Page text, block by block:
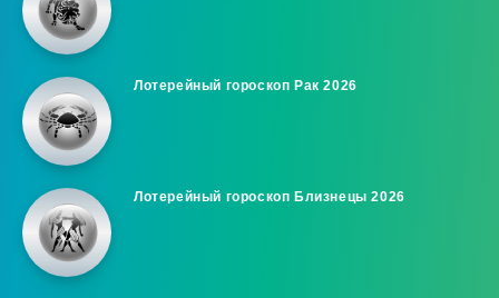
Лотерейный гороскоп Рак 2026
Лотерейный гороскоп Близнецы 2026